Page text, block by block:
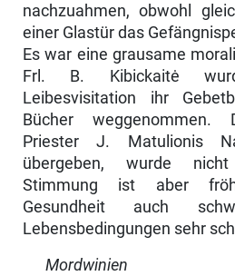
nachzuahmen, obwohl
einer Glastür das
Es war eine grausame
Frl. B. Kibickaitė
Leibesvisitation ihr
Bücher weggenommen.
Priester J. Matulionis
übergeben, wurde
Stimmung ist aber
Gesundheit auch
Lebensbedingungen sehr
Mordwinien